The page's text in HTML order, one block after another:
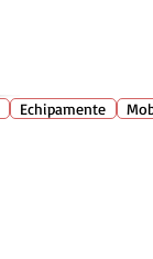
Echipamente